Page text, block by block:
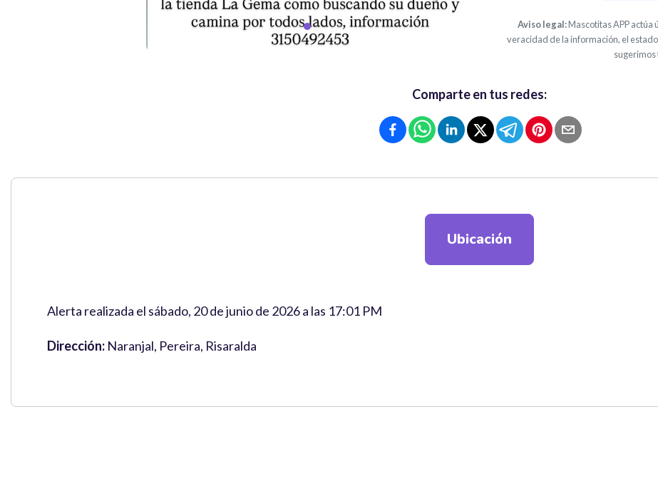
Aviso legal:Mascotitas APP actúa
veracidad de la información, el
sugerimos
Comparte en tus redes:
Ubicación
Alerta realizada el sábado, 20 de junio de 2026 a las 17:01 PM
Dirección: Naranjal, Pereira, Risaralda